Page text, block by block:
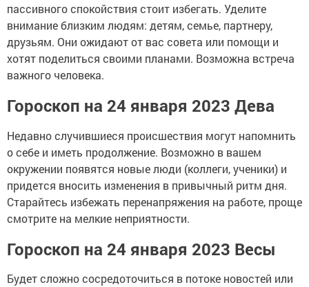
пассивного спокойствия стоит избегать. Уделите
внимание близким людям: детям, семье, партнеру,
друзьям. Они ожидают от вас совета или помощи и
хотят поделиться своими планами. Возможна встреча
важного человека.
Гороскоп на 24 января 2023 Дева
Недавно случившиеся происшествия могут напомнить
о себе и иметь продолжение. Возможно в вашем
окружении появятся новые люди (коллеги, ученики) и
придется вносить изменения в привычный ритм дня.
Старайтесь избежать перенапряжения на работе, проще
смотрите на мелкие неприятности.
Гороскоп на 24 января 2023 Весы
Будет сложно сосредоточиться в потоке новостей или